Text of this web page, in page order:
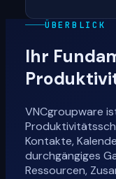
ÜBERBLICK
Ihr
VNCgroupware
Kontakte,
durchgängiges
Ressourcen,